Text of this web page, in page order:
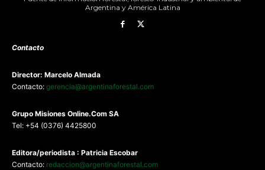
Argentina y América Latina
Contacto
Director: Marcelo Almada
Contacto: gerencia@argentinaforestal.com
Grupo Misiones Online.Com SA
Tel: +54 (0376) 4425800
Editora/periodista : Patricia Escobar
Contacto: redaccion@argentinaforestal.com